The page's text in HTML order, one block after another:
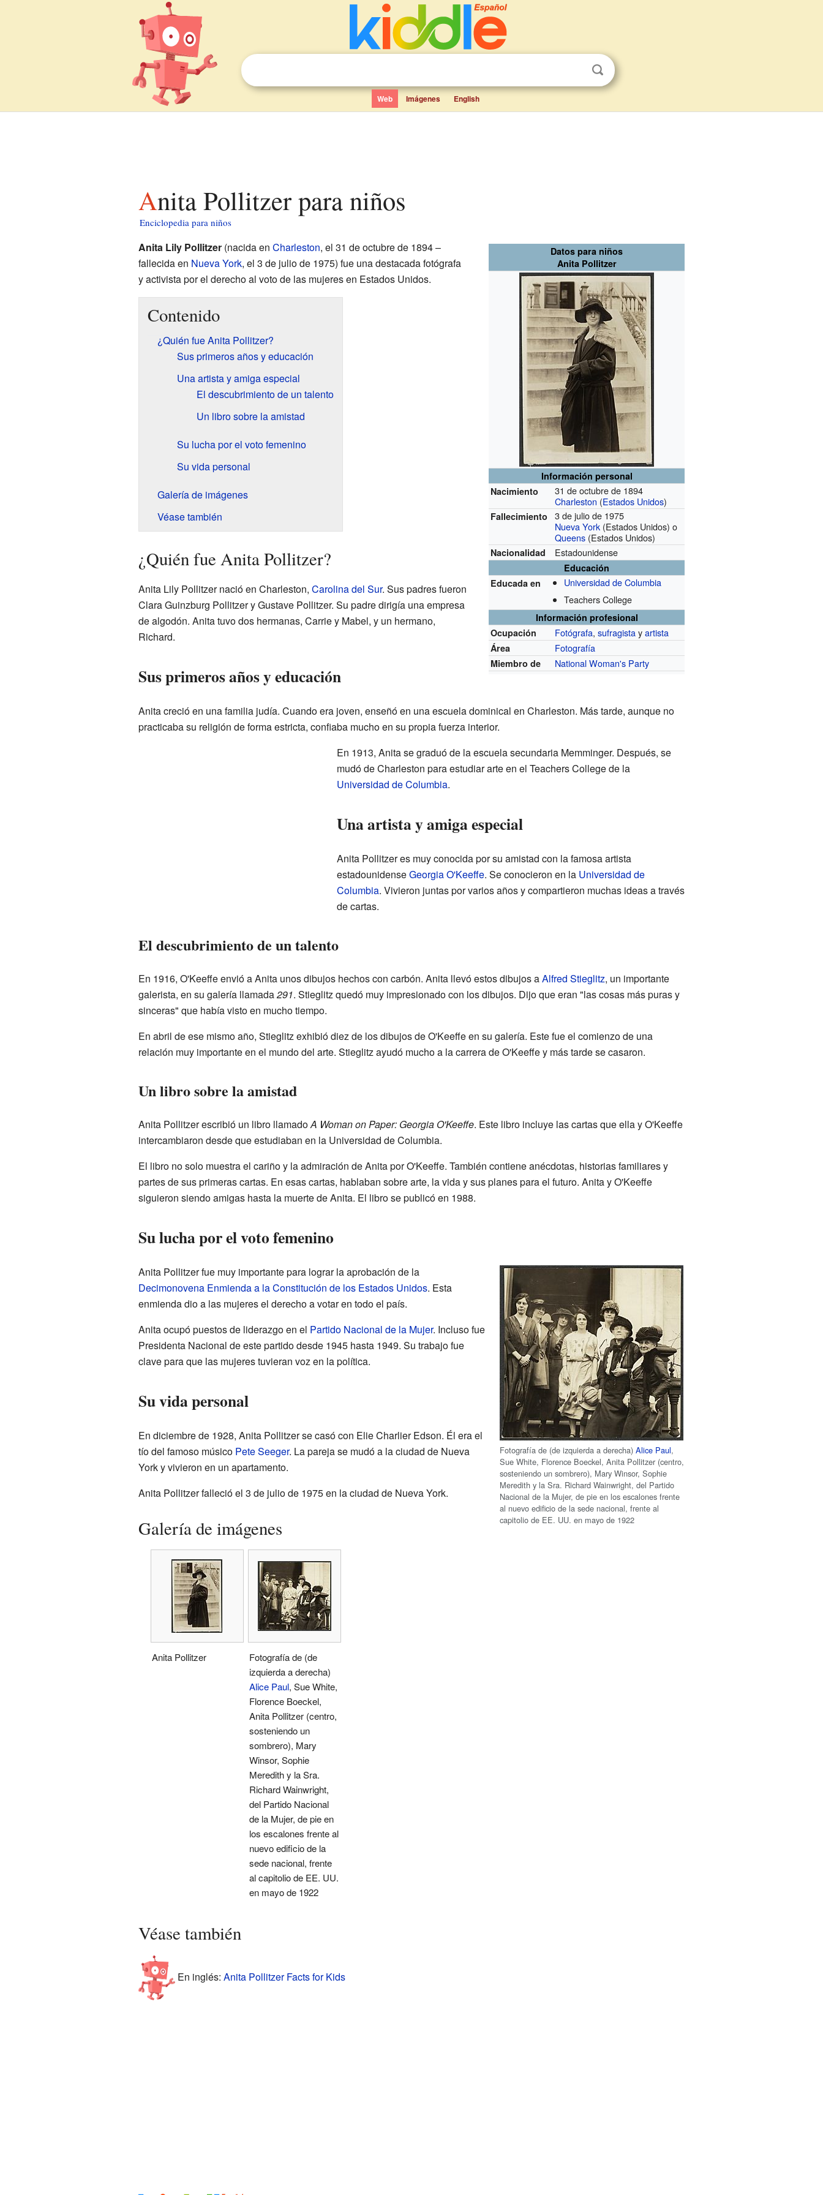
Web Imágenes English
Anita Pollitzer para niños
Enciclopedia para niños
Datos para niños
Anita Pollitzer
Información personal
Nacimiento
31 de octubre de 1894
Charleston (Estados Unidos)
Fallecimiento
3 de julio de 1975
Nueva York (Estados Unidos) o
Queens (Estados Unidos)
Nacionalidad Estadounidense
Educación
Educada en
Universidad de Columbia
Teachers College
Información profesional
Ocupación
Fotógrafa,sufragistayartista
Área Fotografía
Miembro de National Woman's Party
Anita Lily Pollitzer(nacida en Charleston, el 31 de octubre de 1894 –
fallecida en Nueva York, el 3 de julio de 1975) fue una destacada fotógrafa
y activista por el derecho al voto de las mujeres en Estados Unidos.
Contenido
¿Quién fue Anita Pollitzer?
Sus primeros años y educación
Una artista y amiga especial
El descubrimiento de un talento
Un libro sobre la amistad
Su lucha por el voto femenino
Su vida personal
Galería de imágenes
Véase también
¿Quién fue Anita Pollitzer?
Anita Lily Pollitzer nació en Charleston, Carolina del Sur. Sus padres fueron
Clara Guinzburg Pollitzer y Gustave Pollitzer. Su padre dirigía una empresa
de algodón. Anita tuvo dos hermanas, Carrie y Mabel, y un hermano,
Richard.
Sus primeros años y educación
Anita creció en una familia judía. Cuando era joven, enseñó en una escuela dominical en Charleston. Más tarde, aunque no
practicaba su religión de forma estricta, confiaba mucho en su propia fuerza interior.
En 1913, Anita se graduó de la escuela secundaria Memminger. Después, se
mudó de Charleston para estudiar arte en el Teachers College de la
Universidad de Columbia.
Una artista y amiga especial
Anita Pollitzer es muy conocida por su amistad con la famosa artista
estadounidenseGeorgia O'Keeffe. Se conocieron en la Universidad de
Columbia. Vivieron juntas por varios años y compartieron muchas ideas a través
de cartas.
El descubrimiento de un talento
En 1916, O'Keeffe envió a Anita unos dibujos hechos con carbón. Anita llevó estos dibujos aAlfred Stieglitz, un importante
galerista, en su galería llamada291. Stieglitz quedó muy impresionado con los dibujos. Dijo que eran "las cosas más puras y
sinceras" que había visto en mucho tiempo.
En abril de ese mismo año, Stieglitz exhibió diez de los dibujos de O'Keeffe en su galería. Este fue el comienzo de una
relación muy importante en el mundo del arte. Stieglitz ayudó mucho a la carrera de O'Keeffe y más tarde se casaron.
Un libro sobre la amistad
Anita Pollitzer escribió un libro llamadoA Woman on Paper: Georgia O'Keeffe. Este libro incluye las cartas que ella y O'Keeffe
intercambiaron desde que estudiaban en la Universidad de Columbia.
El libro no solo muestra el cariño y la admiración de Anita por O'Keeffe. También contiene anécdotas, historias familiares y
partes de sus primeras cartas. En esas cartas, hablaban sobre arte, la vida y sus planes para el futuro. Anita y O'Keeffe
siguieron siendo amigas hasta la muerte de Anita. El libro se publicó en 1988.
Su lucha por el voto femenino
Fotografía de (de izquierda a derecha)Alice Paul,
Sue White, Florence Boeckel, Anita Pollitzer (centro,
sosteniendo un sombrero), Mary Winsor, Sophie
Meredith y la Sra. Richard Wainwright, del Partido
Nacional de la Mujer, de pie en los escalones frente
al nuevo edificio de la sede nacional, frente al
capitolio de EE. UU. en mayo de 1922
Anita Pollitzer fue muy importante para lograr la aprobación de la
Decimonovena Enmienda a la Constitución de los Estados Unidos. Esta
enmienda dio a las mujeres el derecho a votar en todo el país.
Anita ocupó puestos de liderazgo en el Partido Nacional de la Mujer. Incluso fue
Presidenta Nacional de este partido desde 1945 hasta 1949. Su trabajo fue
clave para que las mujeres tuvieran voz en la política.
Su vida personal
En diciembre de 1928, Anita Pollitzer se casó con Elie Charlier Edson. Él era el
tío del famoso músico Pete Seeger. La pareja se mudó a la ciudad de Nueva
York y vivieron en un apartamento.
Anita Pollitzer falleció el 3 de julio de 1975 en la ciudad de Nueva York.
Galería de imágenes
Anita Pollitzer
Fotografía de (de
izquierda a derecha)
Alice Paul, Sue White,
Florence Boeckel,
Anita Pollitzer (centro,
sosteniendo un
sombrero), Mary
Winsor, Sophie
Meredith y la Sra.
Richard Wainwright,
del Partido Nacional
de la Mujer, de pie en
los escalones frente al
nuevo edificio de la
sede nacional, frente
al capitolio de EE. UU.
en mayo de 1922
Véase también
En inglés: Anita Pollitzer Facts for Kids